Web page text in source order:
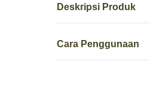
Deskripsi Produk
Cara Penggunaan